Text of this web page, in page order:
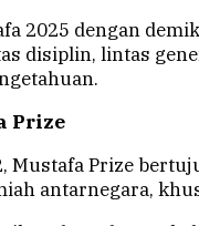
2025 dengan
disiplin, lintas
Prize
Mustafa Prize
antarnegara,